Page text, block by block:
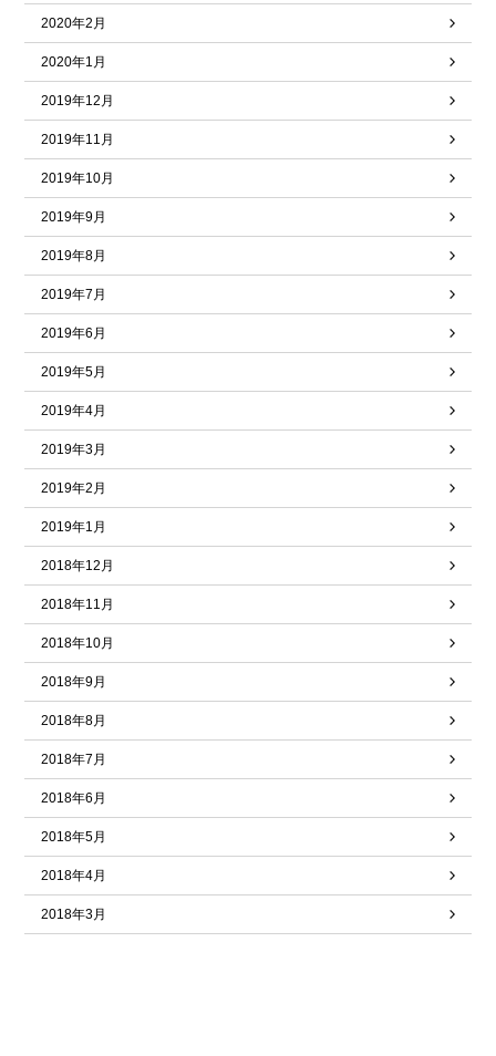
2020年2月
2020年1月
2019年12月
2019年11月
2019年10月
2019年9月
2019年8月
2019年7月
2019年6月
2019年5月
2019年4月
2019年3月
2019年2月
2019年1月
2018年12月
2018年11月
2018年10月
2018年9月
2018年8月
2018年7月
2018年6月
2018年5月
2018年4月
2018年3月